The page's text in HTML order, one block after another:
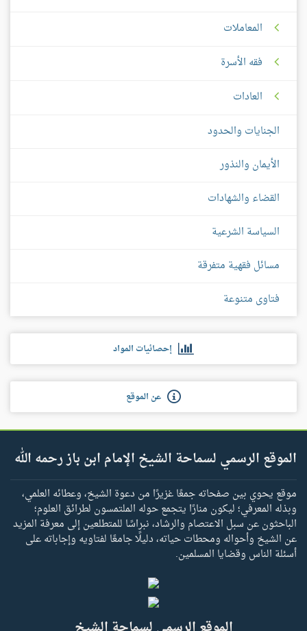
المعاملات
فقه الأسرة
العادات
الجنايات والحدود
الأيمان والنذور
القضاء والشهادات
السياسة الشرعية
مسائل فقهية متفرقة
فتاوى متنوعة
إحصائيات المواد
عن الموقع
الموقع الرسمي لسماحة الشيخ الإمام ابن باز رحمه الله
موقع يحوي بين صفحاته جمعًا غزيرًا من دعوة الشيخ، وعطائه العلمي،
وبذله المعرفي؛ ليكون منارًا يتجمع حوله الملتمسون لطرائق العلوم؛
الباحثون عن سبل الاعتصام والرشاد، نبراسًا للمتطلعين إلى معرفة المزيد
عن الشيخ وأحواله ومحطات حياته، دليلًا جامعًا لفتاويه وإجاباته على
أسئلة الناس وقضايا المسلمين.